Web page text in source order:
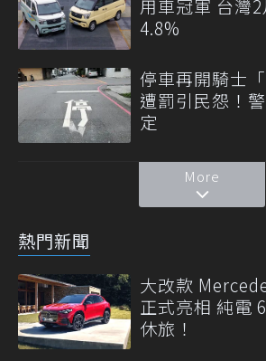
用車冠軍 台灣
4.8%
停車再開騎士
遭罰引民怨！
定
More
熱門新聞
大改款
正式亮相 純電
休旅！